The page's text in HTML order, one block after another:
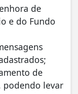
de
e do Fundo
de
podendo levar